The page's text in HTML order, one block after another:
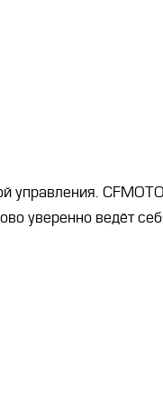
управления.
уверенно ведёт